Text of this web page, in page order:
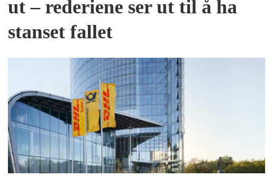
ut – rederiene ser ut til å ha
stanset fallet